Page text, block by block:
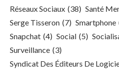
Réseaux Sociaux (38) Santé
Serge Tisseron (7) Smartphone
Snapchat (4) Social (5)
Surveillance (3)
Syndicat Des Éditeurs De